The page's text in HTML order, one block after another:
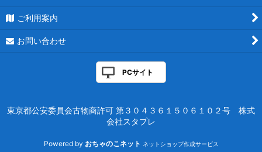
アイコニックマスターズ
エターナルマスターズ
ご利用案内
お問い合わせ
PCサイト
東京都公安委員会古物商許可 第３０４３６１５０６１０２号 株式
会社スタプレ
Powered by おちゃのこネット ネットショップ作成サービス